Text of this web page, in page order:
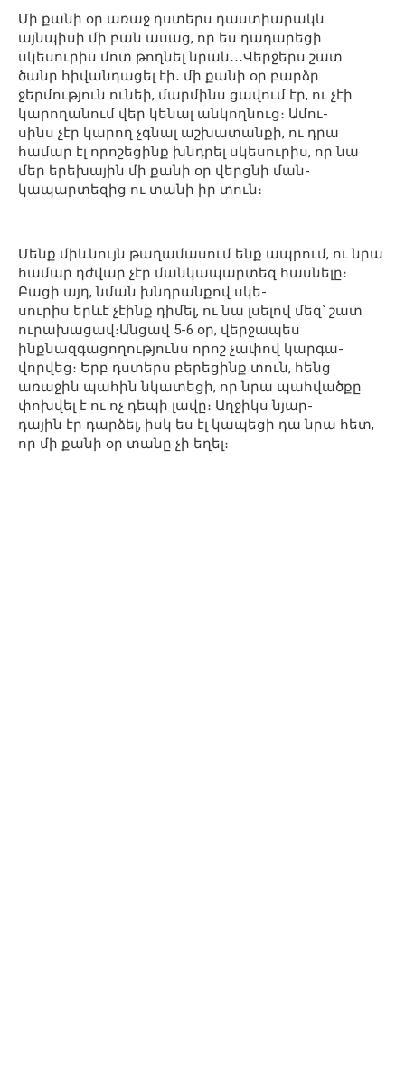
Մի քանի օր առաջ դստերս դաստիարակն
այնպիսի մի բան ասաց, որ ես դադարեցի
սկեսուրիս մոտ թողնել նրան․․․Վերջերս շատ
ծանր հիվանդացել էի․ մի քանի օր բարձր
ջերմություն ունեի, մարմինս ցավում էր, ու չէի
կարողանում վեր կենալ անկողնուց։ Ամու-
սինս չէր կարող չգնալ աշխատանքի, ու դրա
համար էլ որոշեցինք խնդրել սկեսուրիս, որ նա
մեր երեխային մի քանի օր վերցնի ման-
կապարտեզից ու տանի իր տուն։
Մենք միևնույն թաղամասում ենք ապրում, ու նրա
համար դժվար չէր մանկապարտեզ հասնելը։
Բացի այդ, նման խնդրանքով սկե-
սուրիս երևէ չէինք դիմել, ու նա լսելով մեզ՝ շատ
ուրախացավ։Անցավ 5-6 օր, վերջապես
ինքնազգացողությունս որոշ չափով կարգա-
վորվեց։ Երբ դստերս բերեցինք տուն, հենց
առաջին պահին նկատեցի, որ նրա պահվածքը
փոխվել է ու ոչ դեպի լավը։ Աղջիկս նյար-
դային էր դարձել, իսկ ես էլ կապեցի դա նրա հետ,
որ մի քանի օր տանը չի եղել։